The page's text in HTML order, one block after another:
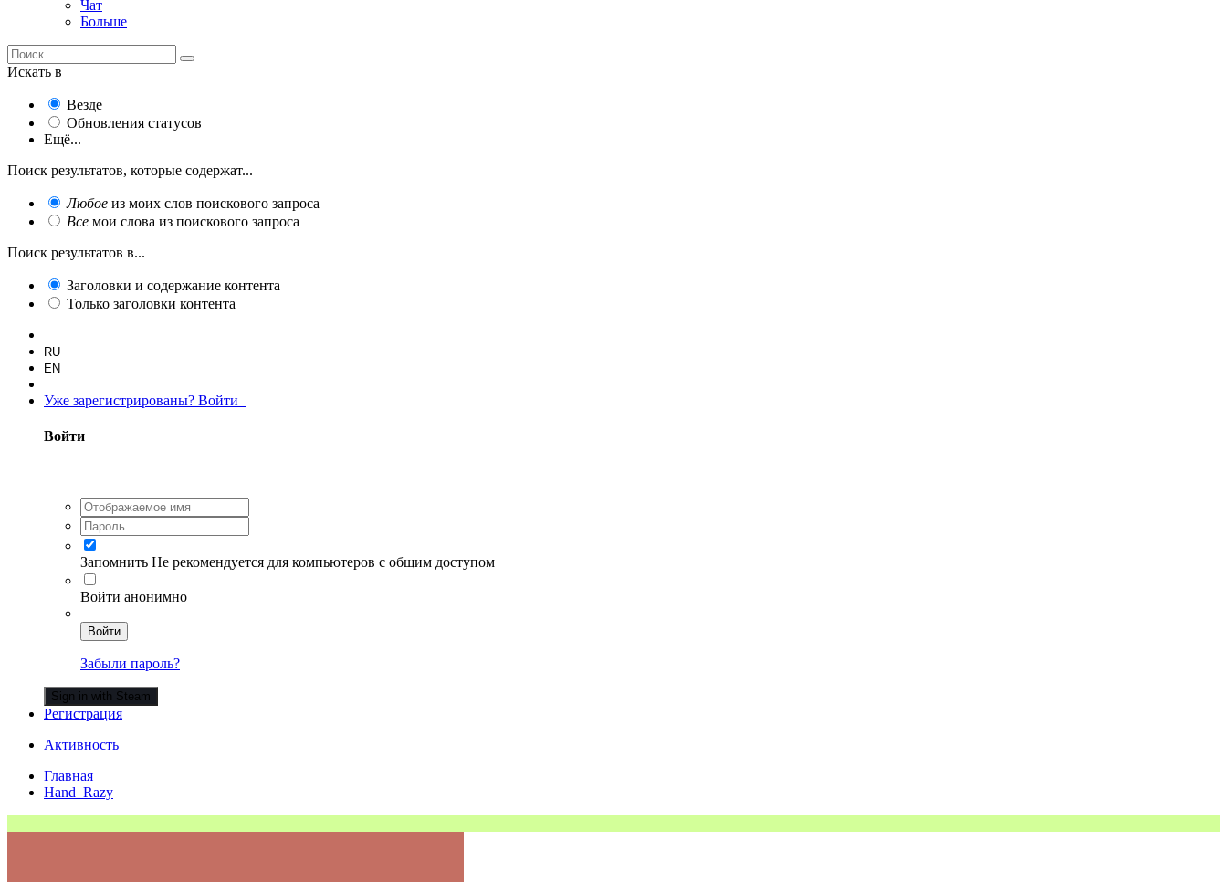
Чат
Больше
Искать в
Везде
Обновления статусов
Ещё...
Поиск результатов, которые содержат...
Любое из моих слов поискового запроса
Все мои слова из поискового запроса
Поиск результатов в...
Заголовки и содержание контента
Только заголовки контента
RU
EN
Уже зарегистрированы? Войти
Войти
Запомнить Не рекомендуется для компьютеров с общим доступом
Войти анонимно
Войти
Забыли пароль?
Sign in with Steam
Регистрация
Активность
Главная
Hand_Razy